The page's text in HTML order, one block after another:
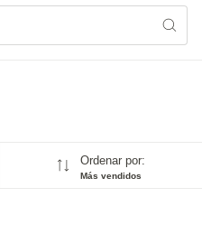
Ordenar por:
Más vendidos